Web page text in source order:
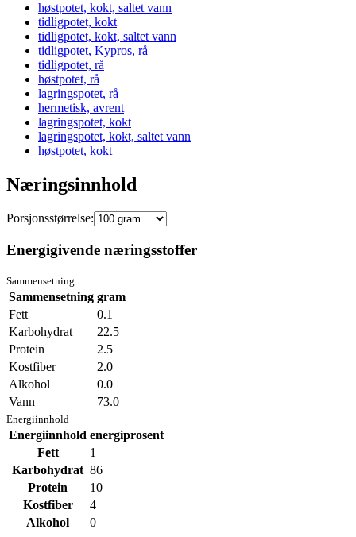
høstpotet, kokt, saltet vann
tidligpotet, kokt
tidligpotet, kokt, saltet vann
tidligpotet, Kypros, rå
tidligpotet, rå
høstpotet, rå
lagringspotet, rå
hermetisk, avrent
lagringspotet, kokt
lagringspotet, kokt, saltet vann
høstpotet, kokt
Næringsinnhold
Porsjonsstørrelse:
Energigivende næringsstoffer
Sammensetning
Sammensetning gram
Fett
0.1
Karbohydrat
22.5
Protein
2.5
Kostfiber
2.0
Alkohol
0.0
Vann
73.0
Energiinnhold
Energiinnhold energiprosent
Fett
1
Karbohydrat 86
Protein
10
Kostfiber
4
Alkohol
0